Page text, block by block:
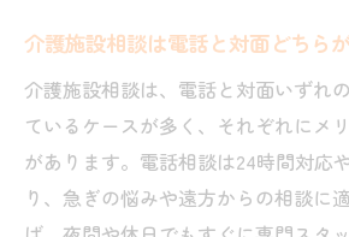
介護施設相談は電話と対面どちら
介護施設相談は、電話と対面いずれ
ているケースが多く、それぞれにメ
があります。電話相談は24時間対応
り、急ぎの悩みや遠方からの相談に